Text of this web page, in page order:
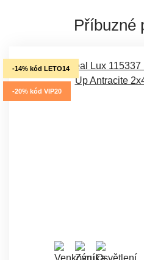
Příbuzné
-14% kód LETO14
-20% kód VIP20